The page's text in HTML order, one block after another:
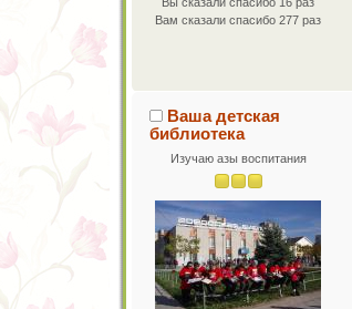
Вам сказали спасибо 277 раз
Ваша детская
библиотека
Изучаю азы воспитания